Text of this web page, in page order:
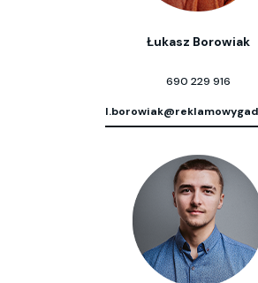
Łukasz Borowiak
690 229 916